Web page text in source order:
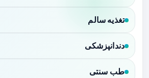
تغذیه سالم
دندانپزشکی
طب سنتی